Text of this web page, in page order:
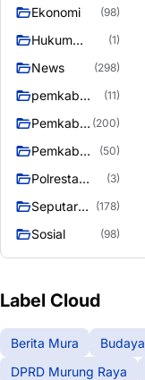
Ekonomi (98)
Hukum
(1)
News (298)
pemkab
raya
(11)
Pemkab
raya
(200)
Pemkab
Raya 4
(50)
Polresta
Raya
(3)
Seputar
Murung
Raya
(178)
Sosial (98)
Label Cloud
Berita Mura Budaya
DPRD Murung Raya